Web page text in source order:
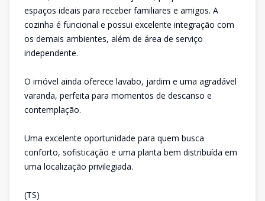
espaços ideais para receber familiares e amigos. A
cozinha é funcional e possui excelente integração com
os demais ambientes, além de área de serviço
independente.
O imóvel ainda oferece lavabo, jardim e uma agradável
varanda, perfeita para momentos de descanso e
contemplação.
Uma excelente oportunidade para quem busca
conforto, sofisticação e uma planta bem distribuída em
uma localização privilegiada.
(TS)